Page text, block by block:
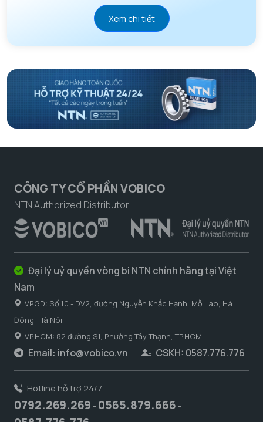
Xem chi tiết
CÔNG TY CỔ PHẦN VOBICO
NTN Authorized Distributor
Đại lý uỷ quyền vòng bi NTN chính hãng tại Việt
Nam
VPGD: Số 10 - DV2, đường Nguyễn Khắc Hạnh, Mỗ Lao, Hà
Đông, Hà Nôi
VP.HCM: 82 đường S1, Phường Tây Thạnh, TP.HCM
Email: info@vobico.vn CSKH: 0587.776.776
Hotline hỗ trợ 24/7
0792.269.269 - 0565.879.666 -